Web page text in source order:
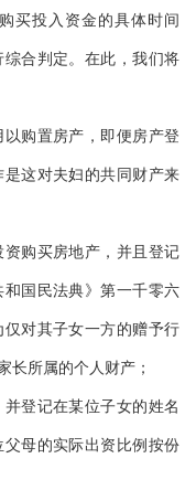
买投入资金的具体时间
合判定。在此，我们将
购置房产，即便房产登
这对夫妇的共同财产来
购买房地产，并且登记
国民法典》第一千零六
对其子女一方的赠予行
长所属的个人财产；
登记在某位子女的姓名
母的实际出资比例按份